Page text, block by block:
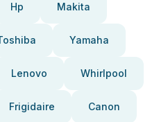
Hp Makita
Yamaha
Lenovo Whirlpool
Frigidaire Canon